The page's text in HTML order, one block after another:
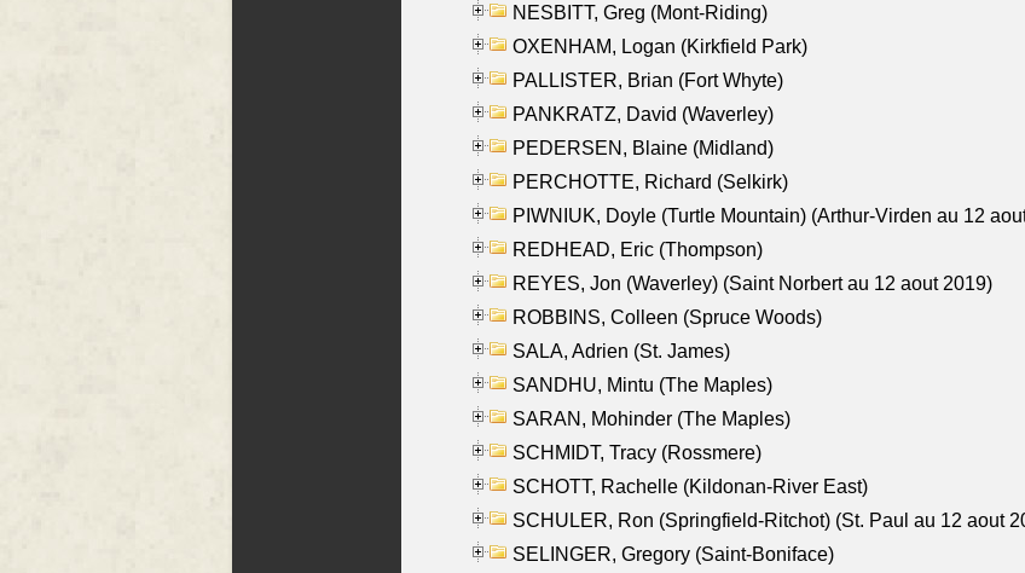
NESBITT, Greg (Mont-Riding)
OXENHAM, Logan (Kirkfield Park)
PALLISTER, Brian (Fort Whyte)
PANKRATZ, David (Waverley)
PEDERSEN, Blaine (Midland)
PERCHOTTE, Richard (Selkirk)
PIWNIUK, Doyle (Turtle Mountain) (Arthur-Virden au 12
REDHEAD, Eric (Thompson)
REYES, Jon (Waverley) (Saint Norbert au 12 aout 2019)
ROBBINS, Colleen (Spruce Woods)
SALA, Adrien (St. James)
SANDHU, Mintu (The Maples)
SARAN, Mohinder (The Maples)
SCHMIDT, Tracy (Rossmere)
SCHOTT, Rachelle (Kildonan-River East)
SCHULER, Ron (Springfield-Ritchot) (St. Paul au 12 aout
SELINGER, Gregory (Saint-Boniface)